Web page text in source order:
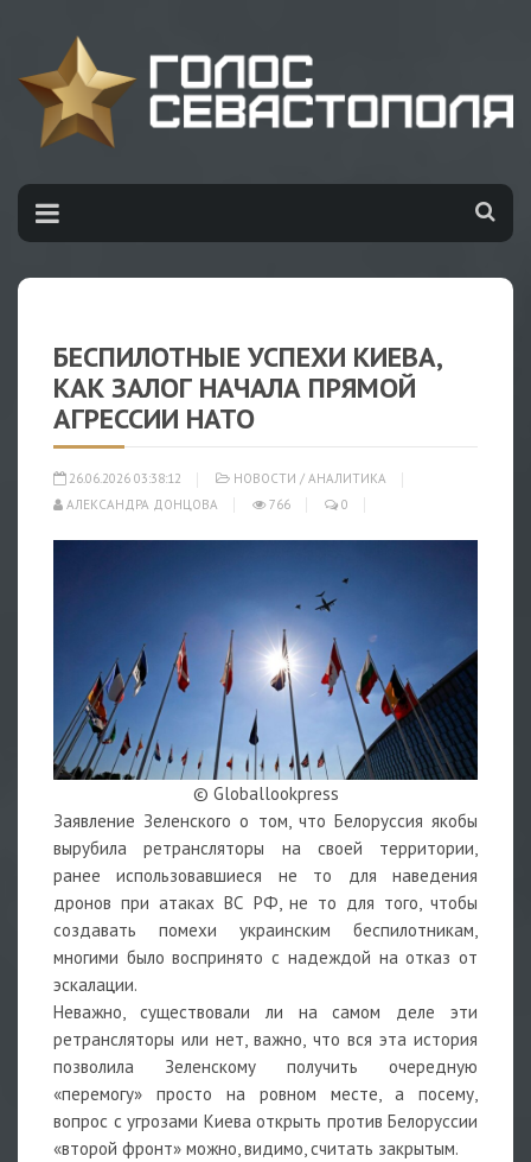
БЕСПИЛОТНЫЕ УСПЕХИ КИЕВА,
КАК ЗАЛОГ НАЧАЛА ПРЯМОЙ
АГРЕССИИ НАТО
26.06.2026 03:38:12 НОВОСТИ / АНАЛИТИКА
АЛЕКСАНДРА ДОНЦОВА
766 0
© Globallookpress
Заявление Зеленского о том, что Белоруссия якобы
вырубила ретрансляторы на своей территории,
ранее использовавшиеся не то для наведения
дронов при атаках ВС РФ, не то для того, чтобы
создавать помехи украинским беспилотникам,
многими было воспринято с надеждой на отказ от
эскалации.
Неважно, существовали ли на самом деле эти
ретрансляторы или нет, важно, что вся эта история
позволила Зеленскому получить очередную
«перемогу» просто на ровном месте, а посему,
вопрос с угрозами Киева открыть против Белоруссии
«второй фронт» можно, видимо, считать закрытым.